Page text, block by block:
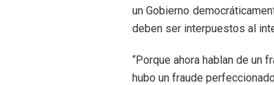
un Gobierno
deben ser interpuestos al
“Porque ahora hablan de un
hubo un fraude